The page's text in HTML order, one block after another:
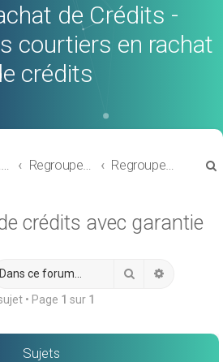
de Crédits -
courtiers en rachat
crédits
Forum Rachat de Crédits Regroupement de crédits ou Rachat de Crédits pour Propriétaire Regroupement de crédits avec garantie
crédits avec garantie
Rechercher
• Page 1 sur 1
Sujets